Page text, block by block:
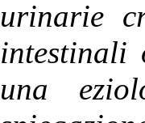
urinarie
intestinali
una